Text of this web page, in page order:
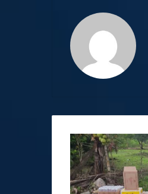
Decomisan
cerca
de
10
millones